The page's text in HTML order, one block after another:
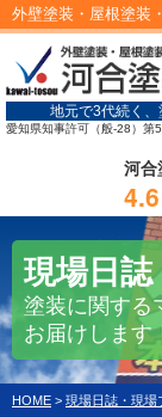
外壁塗装・屋根塗装
地元で3代続く、
愛知県知事許可（般-28）第
河合
4.6
現場日
塗装に関する
お届けします
HOME > 現場日誌・現場